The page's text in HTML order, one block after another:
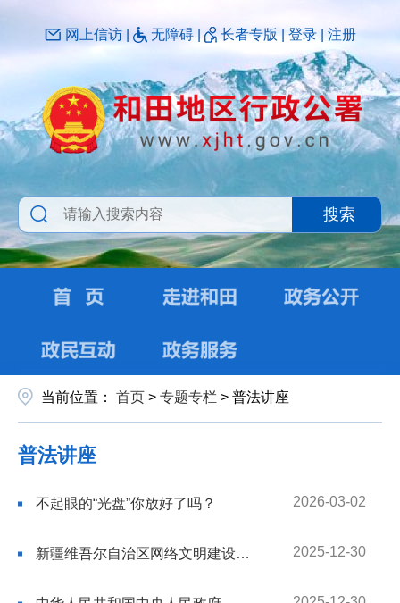
网上信访 无障碍 长者专版 | 登录 注册
搜索
当前位置： 首页 > 专题专栏 > 普法讲座
普法讲座
2026-03-02
不起眼的“光盘”你放好了吗？
2025-12-30
新疆维吾尔自治区网络文明建设条例